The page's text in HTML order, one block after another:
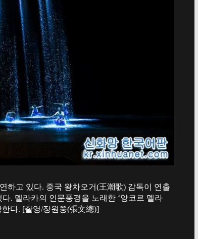
하고 있다. 중국 왕차오거(王潮歌) 감독이 연출
. 멜라카의 인문풍경을 노래한 ‘앙코르 멜라
다. [촬영/장원쭝(張文總)]